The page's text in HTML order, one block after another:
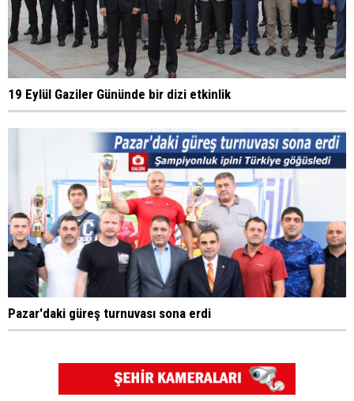
19 Eylül Gaziler Gününde bir dizi etkinlik
Pazar'daki güreş turnuvası sona erdi